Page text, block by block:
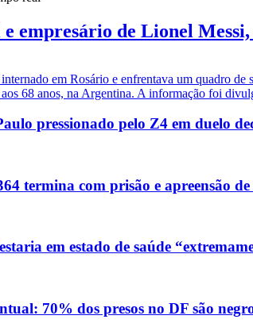
empresário de Lionel
em Rosário e enfrentava um quadro
68 anos, na Argentina. A informação foi
pressionado pelo Z4 em duelo
termina com prisão e apreensão
em estado de saúde
70% dos presos no DF são